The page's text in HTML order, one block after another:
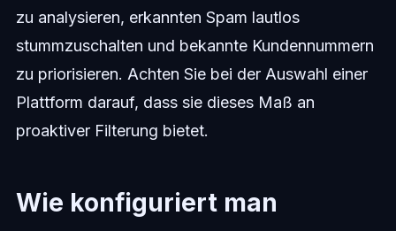
zu analysieren, erkannten Spam lautlos
stummzuschalten und bekannte Kundennummern
zu priorisieren. Achten Sie bei der Auswahl einer
Plattform darauf, dass sie dieses Maß an
proaktiver Filterung bietet.
Wie konfiguriert man